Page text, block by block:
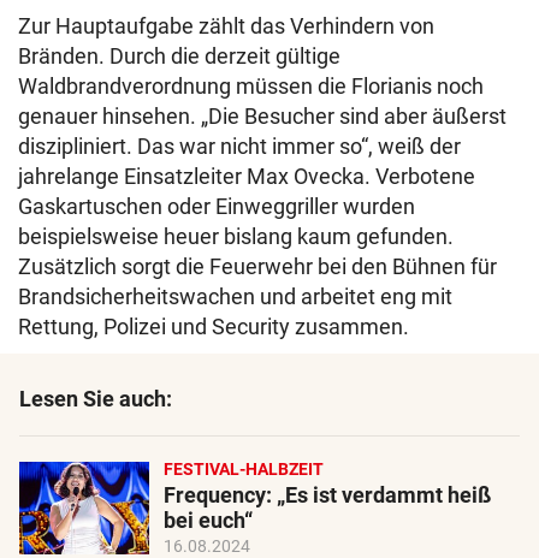
Zur Hauptaufgabe zählt das Verhindern von
Bränden. Durch die derzeit gültige
Waldbrandverordnung müssen die Florianis noch
genauer hinsehen. „Die Besucher sind aber äußerst
diszipliniert. Das war nicht immer so“, weiß der
jahrelange Einsatzleiter Max Ovecka. Verbotene
Gaskartuschen oder Einweggriller wurden
beispielsweise heuer bislang kaum gefunden.
Zusätzlich sorgt die Feuerwehr bei den Bühnen für
Brandsicherheitswachen und arbeitet eng mit
Rettung, Polizei und Security zusammen.
Lesen Sie auch:
FESTIVAL-HALBZEIT
Frequency: „Es ist verdammt heiß
bei euch“
16.08.2024